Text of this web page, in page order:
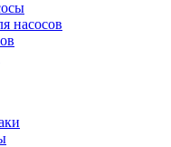
насосов